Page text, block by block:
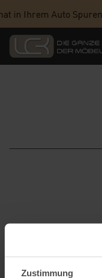
Zustimmung
in Ihrem Auto